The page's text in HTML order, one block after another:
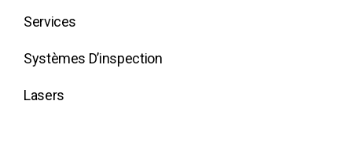
Services
Systèmes D’inspection
Lasers